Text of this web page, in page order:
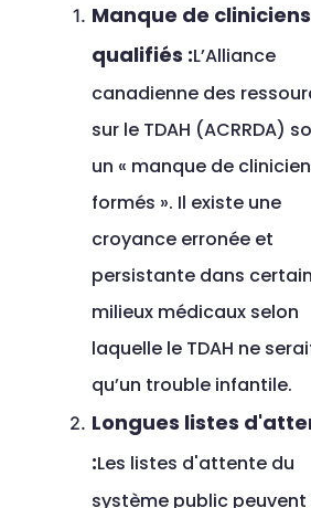
Manque de cliniciens
qualifiés :L’Alliance
canadienne des
sur le TDAH (ACRRDA)
un « manque de
formés ». Il existe une
croyance erronée et
persistante dans
milieux médicaux selon
laquelle le TDAH ne
qu’un trouble infantile.
Longues listes
:Les listes d'attente du
système public